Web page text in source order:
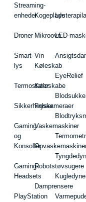
Streaming-
enheder
Droner
Smart-
lys
Termostater
Sikkerhedskameraer
Gaming
og
Konsoller
Gaming-
Headsets
PlayStation
Kogeplade
Mikroovn
Vin
Køleskab
Køleskabe
Fryser
Vaskemaskiner
Robotstøvsugere
Damprensere
LED-
EyeRelief